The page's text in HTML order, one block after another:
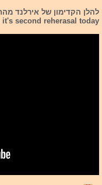
second reherasal today